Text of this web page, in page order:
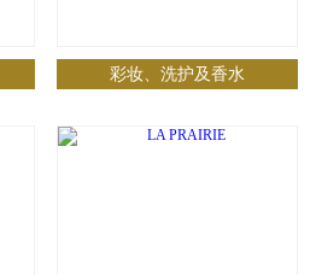
彩妆、洗护及香水